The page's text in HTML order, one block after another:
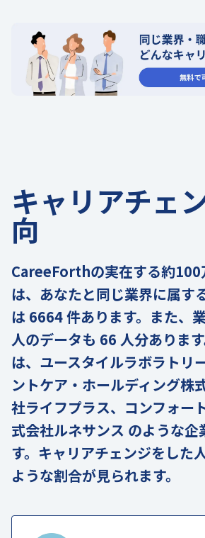
キャリアチェ
向
CareeForthの実在する約100
は、あなたと同じ業界に属す
は 6664 件あります。また、
人のデータも 66 人分ありま
は、ユースタイルラボラトリ
ントケア・ホールディング株
社ライフプラス、コンフォー
式会社ルネサンス のような企
す。キャリアチェンジをした
ような割合が見られます。